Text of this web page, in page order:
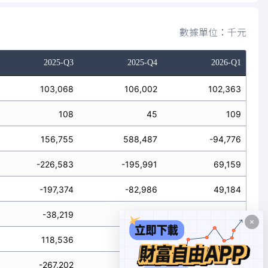
數據單位：千元
2025-Q3 2025-Q4 2026-Q1
103,068 106,002 102,363
108 45 109
156,755 588,487 -94,776
-226,583 -195,991 69,159
-197,374 -82,986 49,184
-38,219 -149,126
118,536 439,361 -178,151
-267,202 309,510 23,567